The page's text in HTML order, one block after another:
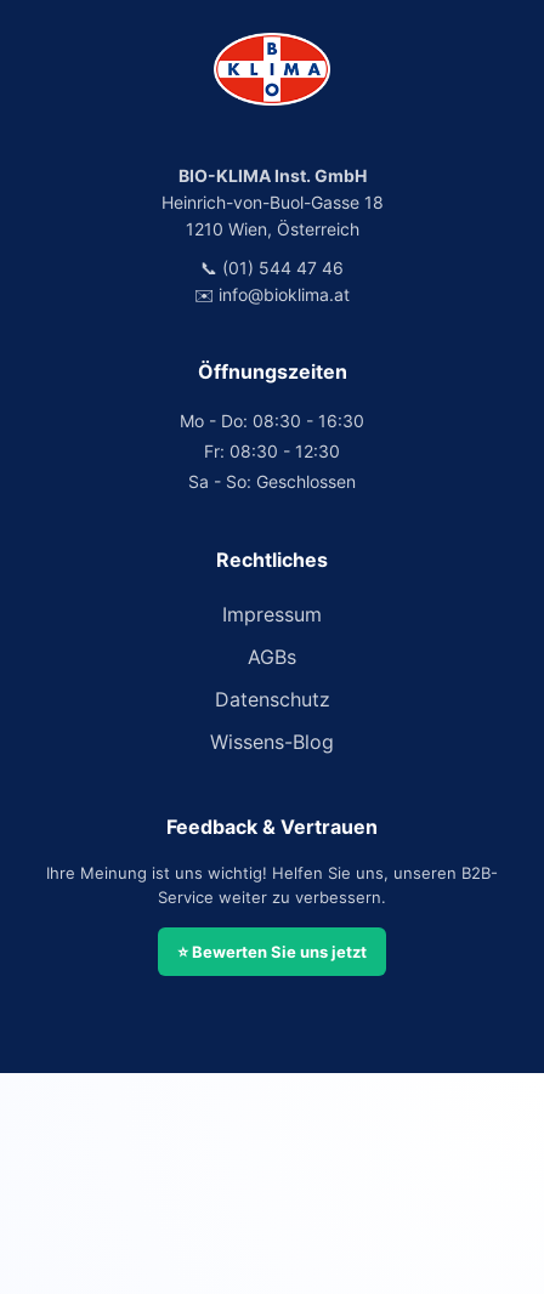
BIO-KLIMA Inst. GmbH
Heinrich-von-Buol-Gasse 18
1210 Wien, Österreich
📞 (01) 544 47 46
✉️ info@bioklima.at
Öffnungszeiten
Mo - Do: 08:30 - 16:30
Fr: 08:30 - 12:30
Sa - So: Geschlossen
Rechtliches
Impressum
AGBs
Datenschutz
Wissens-Blog
Feedback & Vertrauen
Ihre Meinung ist uns wichtig! Helfen Sie uns, unseren B2B-
Service weiter zu verbessern.
⭐ Bewerten Sie uns jetzt